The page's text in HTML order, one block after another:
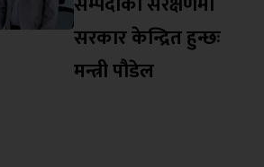
सरकार केन्द्रित हुन्छः
मन्त्री पौडेल